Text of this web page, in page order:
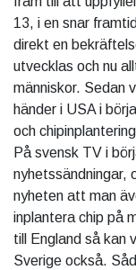
13, i en snar
direkt en
utvecklas och nu
människor. Sedan
händer i USA i
och
På svensk TV i
nyhetssändningar,
nyheten att man
inplantera chip på
till England så kan
Sverige också.